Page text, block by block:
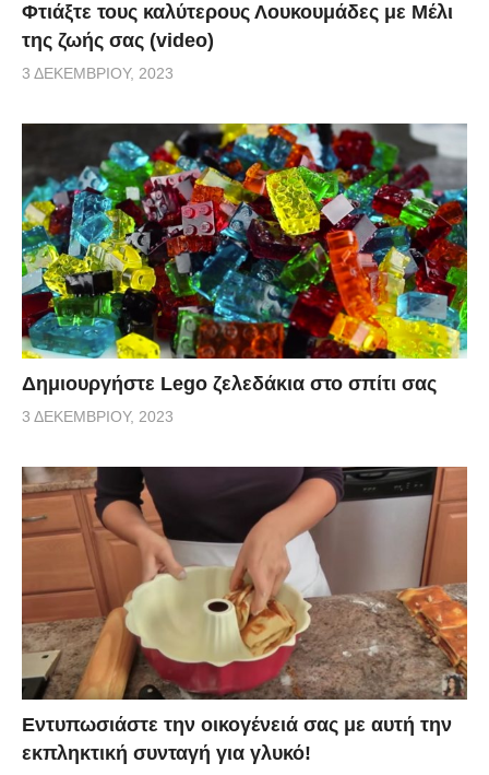
Φτιάξτε τους καλύτερους Λουκουμάδες με Μέλι
της ζωής σας (video)
3 ΔΕΚΕΜΒΡΊΟΥ, 2023
Δημιουργήστε Lego ζελεδάκια στο σπίτι σας
3 ΔΕΚΕΜΒΡΊΟΥ, 2023
Εντυπωσιάστε την οικογένειά σας με αυτή την
εκπληκτική συνταγή για γλυκό!